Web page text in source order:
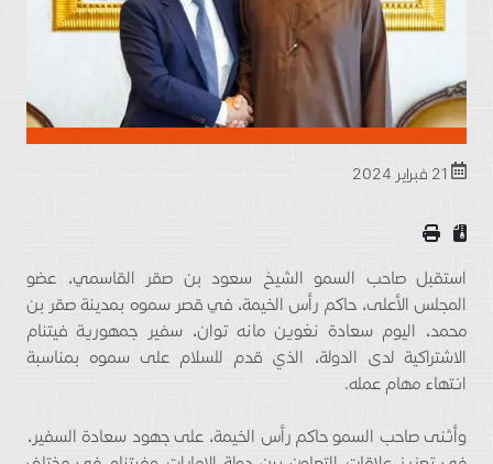
استقبل صاحب السمو الشيخ سعود بن صقر القاسمي، عضو
المجلس الأعلى، حاكم رأس الخيمة، في قصر سموه بمدينة صقر بن
محمد، اليوم سعادة نغوين مانه توان، سفير جمهورية فيتنام
الاشتراكية لدى الدولة، الذي قدم للسلام على سموه بمناسبة
انتهاء مهام عمله.
وأثنى صاحب السمو حاكم رأس الخيمة، على جهود سعادة السفير،